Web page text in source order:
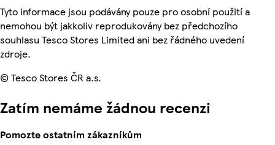
Tyto informace jsou podávány pouze pro osobní použití a
nemohou být jakkoliv reprodukovány bez předchozího
souhlasu Tesco Stores Limited ani bez řádného uvedení
zdroje.
© Tesco Stores ČR a.s.
Zatím nemáme žádnou recenzi
Pomozte ostatním zákazníkům